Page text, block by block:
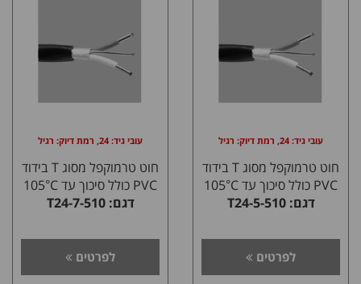
עובי גיד: 24, רמת דיוק: רגיל
חוט טרמוקפל מסוג T בידוד
PVC כולל סיכוך עד 105°C
דגם: T24-5-510
לפרטים
עובי גיד: 24, רמת דיוק: רגיל
חוט טרמוקפל מסוג T בידוד
PVC כולל סיכוך עד 105°C
דגם: T24-7-510
לפרטים